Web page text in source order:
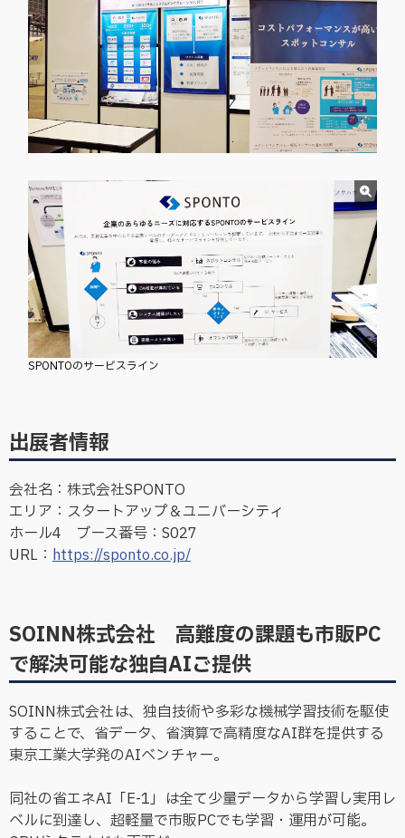
SPONTOのサービスライン
出展者情報
会社名：株式会社SPONTO
エリア：スタートアップ＆ユニバーシティ
ホール4 ブース番号：S027
URL： https://sponto.co.jp/
SOINN株式会社 高難度の課題も市販PC
で解決可能な独自AIご提供
SOINN株式会社は、独自技術や多彩な機械学習技術を駆使
することで、省データ、省演算で高精度なAI群を提供する
東京工業大学発のAIベンチャー。
同社の省エネAI「E-1」は全て少量データから学習し実用レ
ベルに到達し、超軽量で市販PCでも学習・運用が可能。